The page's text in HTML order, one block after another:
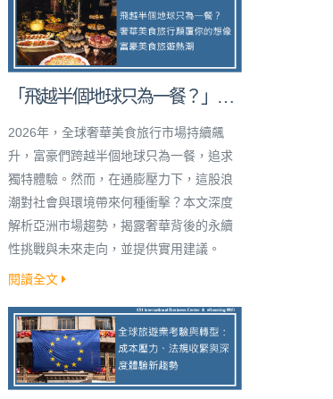
「飛越半個地球只為一餐？」奢
華美食旅行顛覆你的想像！
2026年，全球奢華美食旅行市場持續飆
升，富豪們跨越半個地球只為一餐，追求
獨特體驗。然而，在通膨壓力下，這股浪
潮對社會與環境帶來何種衝擊？本文深度
解析亞洲市場趨勢，揭露奢華背後的永續
性挑戰與未來走向，並提供實用建議。
閱讀全文